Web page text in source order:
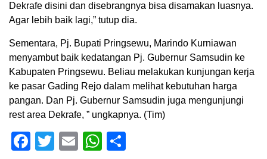
Dekrafe disini dan disebrangnya bisa disamakan luasnya.
Agar lebih baik lagi,” tutup dia.
Sementara, Pj. Bupati Pringsewu, Marindo Kurniawan
menyambut baik kedatangan Pj. Gubernur Samsudin ke
Kabupaten Pringsewu. Beliau melakukan kunjungan kerja
ke pasar Gading Rejo dalam melihat kebutuhan harga
pangan. Dan Pj. Gubernur Samsudin juga mengunjungi
rest area Dekrafe, ” ungkapnya. (Tim)
Facebook
Twitter
EmailWhatsApp